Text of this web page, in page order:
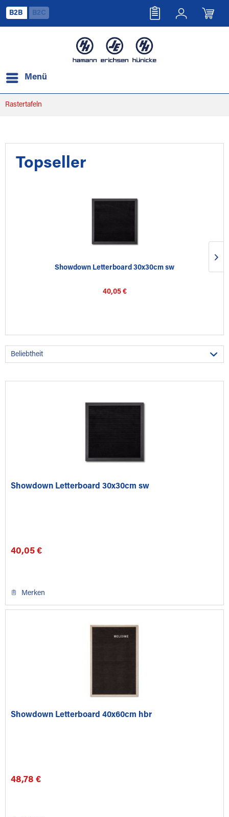
B2B B2C
Menü
Rastertafeln
Topseller
Showdown Letterboard 30x30cm sw
40,05 €
Showdown Letterboard 30x30cm sw
40,05 €
Merken
Showdown Letterboard 40x60cm hbr
48,78 €